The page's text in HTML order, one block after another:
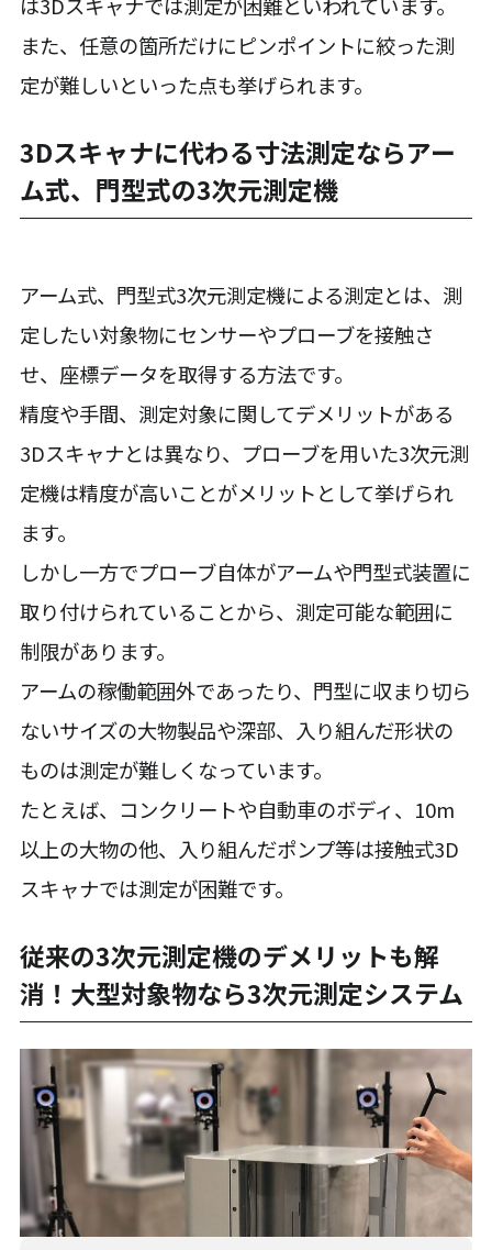
は3Dスキャナでは測定が困難といわれています。
また、任意の箇所だけにピンポイントに絞った測
定が難しいといった点も挙げられます。
3Dスキャナに代わる寸法測定ならアー
ム式、門型式の3次元測定機
アーム式、門型式3次元測定機による測定とは、測
定したい対象物にセンサーやプローブを接触さ
せ、座標データを取得する方法です。
精度や手間、測定対象に関してデメリットがある
3Dスキャナとは異なり、プローブを用いた3次元測
定機は精度が高いことがメリットとして挙げられ
ます。
しかし一方でプローブ自体がアームや門型式装置に
取り付けられていることから、測定可能な範囲に
制限があります。
アームの稼働範囲外であったり、門型に収まり切ら
ないサイズの大物製品や深部、入り組んだ形状の
ものは測定が難しくなっています。
たとえば、コンクリートや自動車のボディ、10m
以上の大物の他、入り組んだポンプ等は接触式3D
スキャナでは測定が困難です。
従来の3次元測定機のデメリットも解
消！大型対象物なら3次元測定システム